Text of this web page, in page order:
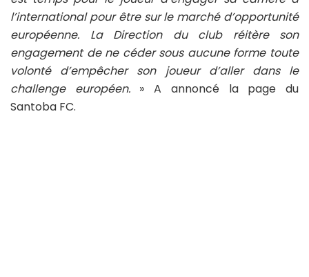
l’international pour être sur le marché d’opportunité
européenne. La Direction du club réitère son
engagement de ne céder sous aucune forme toute
volonté d’empêcher son joueur d’aller dans le
challenge européen. » A annoncé la page du
Santoba FC.